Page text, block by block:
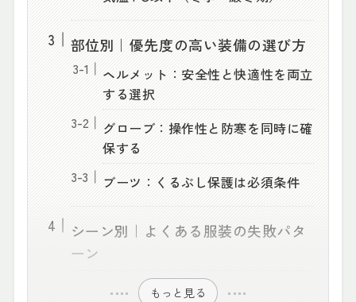
部位別｜優先度の高い装備の選び方
ヘルメット：安全性と快適性を両立
する選択
グローブ：操作性と防寒を同時に確
保する
ブーツ：くるぶし保護は必須条件
シーン別｜よくある服装の失敗パタ
ーン
もっと見る